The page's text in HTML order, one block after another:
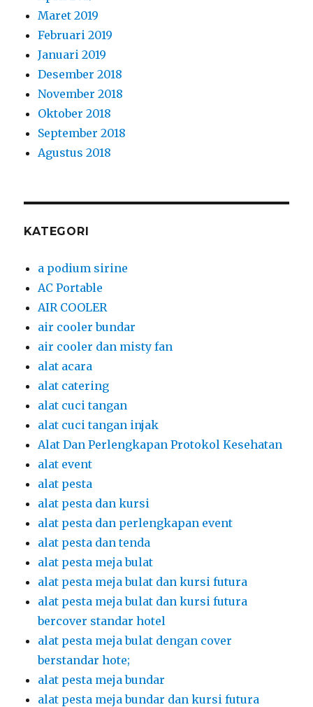
Maret 2019
Februari 2019
Januari 2019
Desember 2018
November 2018
Oktober 2018
September 2018
Agustus 2018
KATEGORI
a podium sirine
AC Portable
AIR COOLER
air cooler bundar
air cooler dan misty fan
alat acara
alat catering
alat cuci tangan
alat cuci tangan injak
Alat Dan Perlengkapan Protokol Kesehatan
alat event
alat pesta
alat pesta dan kursi
alat pesta dan perlengkapan event
alat pesta dan tenda
alat pesta meja bulat
alat pesta meja bulat dan kursi futura
alat pesta meja bulat dan kursi futura
bercover standar hotel
alat pesta meja bulat dengan cover
berstandar hote;
alat pesta meja bundar
alat pesta meja bundar dan kursi futura